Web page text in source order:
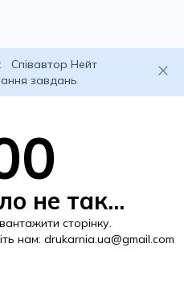
Співавтор Нейт
завдань
не так...
сторінку.
нам: drukarnia.ua@gmail.com